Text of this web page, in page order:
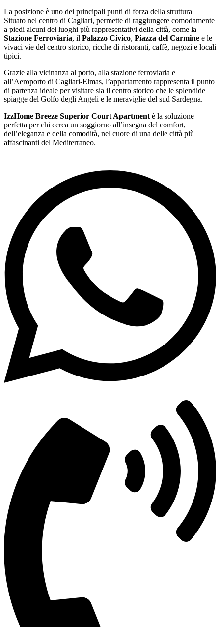
La posizione è uno dei principali punti di forza della struttura.
Situato nel centro di Cagliari, permette di raggiungere comodamente
a piedi alcuni dei luoghi più rappresentativi della città, come la
Stazione Ferroviaria, il Palazzo Civico, Piazza del Carmine e le
vivaci vie del centro storico, ricche di ristoranti, caffè, negozi e locali
tipici.
Grazie alla vicinanza al porto, alla stazione ferroviaria e
all’Aeroporto di Cagliari-Elmas, l’appartamento rappresenta il punto
di partenza ideale per visitare sia il centro storico che le splendide
spiagge del Golfo degli Angeli e le meraviglie del sud Sardegna.
IzzHome Breeze Superior Court Apartment è la soluzione
perfetta per chi cerca un soggiorno all’insegna del comfort,
dell’eleganza e della comodità, nel cuore di una delle città più
affascinanti del Mediterraneo.